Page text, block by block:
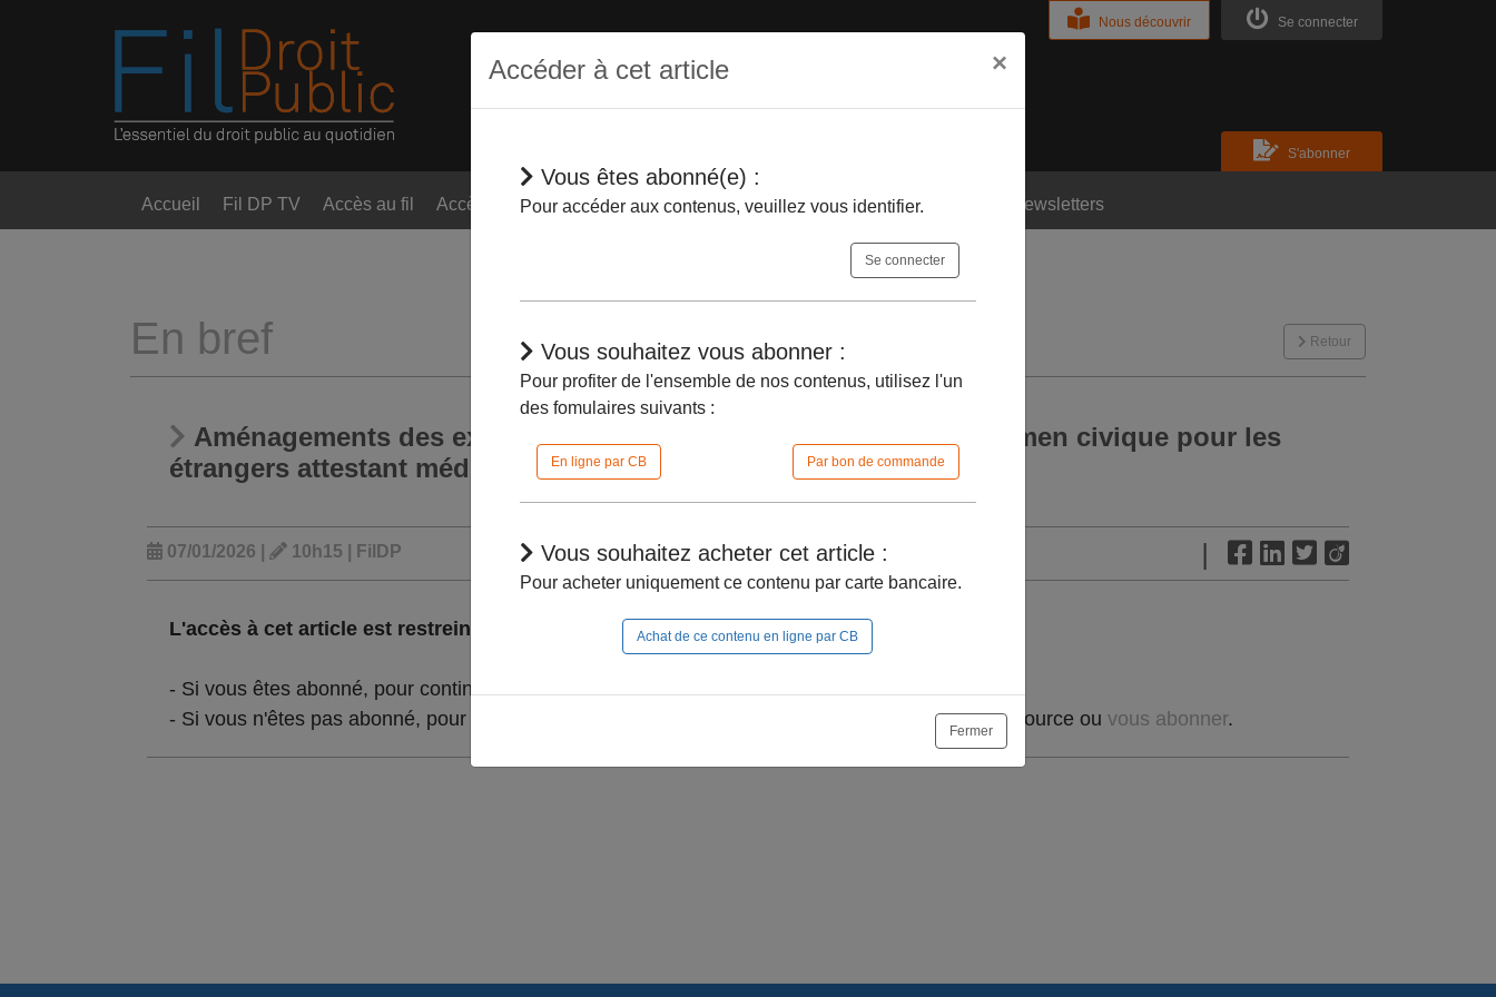
Se connecter
Nous découvrir
S'abonner
Accueil Fil DP TV Accès au fil Accès thématique Dépêches Jurisprudences En bref Newsletters
En bref Retour
Aménagements des exigences de maîtrise du français et de l'examen civique pour les
étrangers attestant médicalement ne pas pouvoir les remplir-
07/01/2026 | 10h15 | FilDP |
L'accès à cet article est restreint :
- Si vous êtes abonné, pour continuer à naviguer dans le site, vous devezvous connecter;
- Si vous n'êtes pas abonné, pour lire la suite, vous pouvez
et son document source ou vous abonner.
Accéder à cet article ×
Vous êtes abonné(e) :
Pour accéder aux contenus, veuillez vous identifier.
Se connecter
Vous souhaitez vous abonner :
Pour profiter de l'ensemble de nos contenus, utilisez l'un
des fomulaires suivants :
En ligne par CB Par bon de commande
Vous souhaitez acheter cet article :
Pour acheter uniquement ce contenu par carte bancaire.
Achat de ce contenu en ligne par CB
Fermer